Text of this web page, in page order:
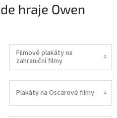
hraje Owen
Filmové plakáty na
zahraniční filmy
Plakáty na Oscarové filmy